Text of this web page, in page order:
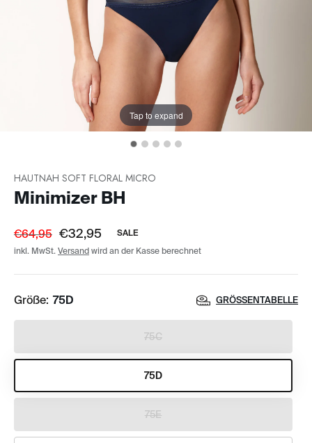
Tap to expand
HAUTNAH SOFT FLORAL MICRO
Minimizer BH
€64,95 €32,95
SALE
inkl. MwSt. Versand wird an der Kasse berechnet
Größe: 75D GRÖSSENTABELLE
75C
75D
75E